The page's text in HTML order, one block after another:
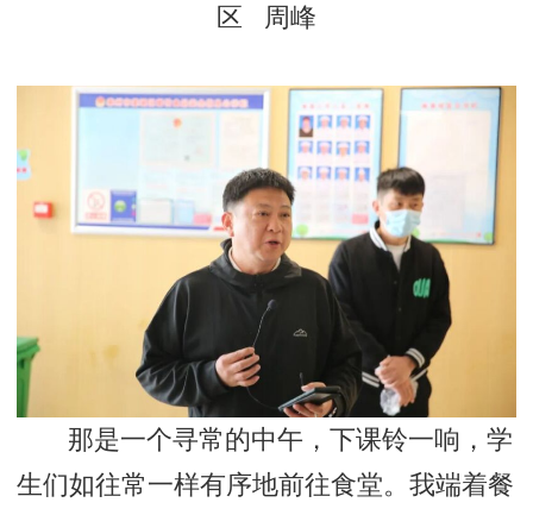
区 周峰
那是一个寻常的中午，下课铃一响，学
生们如往常一样有序地前往食堂。我端着餐